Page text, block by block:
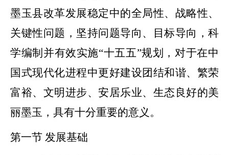
墨玉县改革发展稳定中的全局性、战略性、
关键性问题，坚持问题导向、目标导向，科
学编制并有效实施“十五五”规划，对于在中
国式现代化进程中更好建设团结和谐、繁荣
富裕、文明进步、安居乐业、生态良好的美
丽墨玉，具有十分重要的意义。
第一节 发展基础